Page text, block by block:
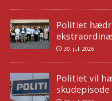
Politiet
30. juli 2026
Politiet vil